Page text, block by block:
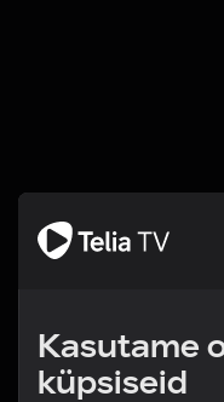
Kasutame
küpsiseid